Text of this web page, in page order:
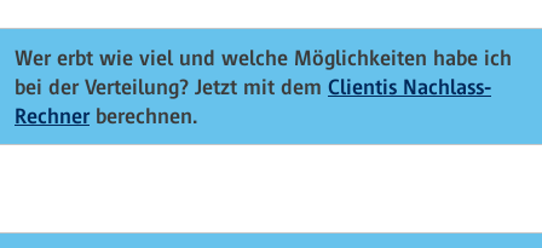
Wer erbt wie viel und welche Möglichkeiten habe ich
bei der Verteilung? Jetzt mit dem Clientis Nachlass-
Rechnerberechnen.